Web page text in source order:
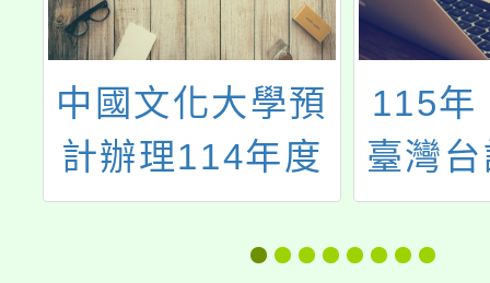
115年「教育部
臺灣台語語言能
力認證考試」訊
114年
等以
在職
能學